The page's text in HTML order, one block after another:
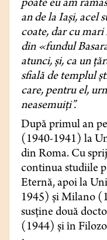
poate eu am
an de la Iaşi, acel
coate, dar cu
din «fundul
atunci, şi, ca un
sfială de templul
care, pentru el,
neasemuiţi”.
După primul an
(1940-1941) la
din Roma. Cu
continua studiile
Eternă, apoi la
1945) şi Milano
susţine două
(1944) şi în